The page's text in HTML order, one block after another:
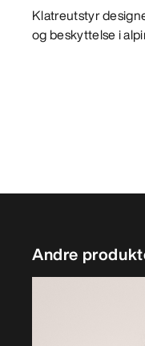
Klatreutstyr
og beskyttelse i
Andre